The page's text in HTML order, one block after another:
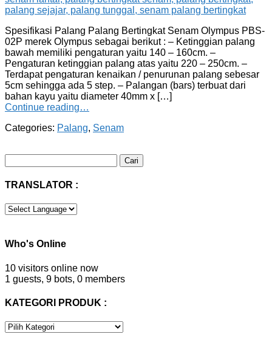
Spesifikasi Palang Palang Bertingkat Senam Olympus PBS-
02P merek Olympus sebagai berikut : – Ketinggian palang
bawah memiliki pengaturan yaitu 140 – 160cm. –
Pengaturan ketinggian palang atas yaitu 220 – 250cm. –
Terdapat pengaturan kenaikan / penurunan palang sebesar
5cm sehingga ada 5 step. – Palangan (bars) terbuat dari
bahan kayu yaitu diameter 40mm x […]
Continue reading…
Categories: Palang, Senam
untuk:
TRANSLATOR :
Who's Online
10 visitors online now
1 guests, 9 bots, 0 members
KATEGORI PRODUK :
KATEGORI